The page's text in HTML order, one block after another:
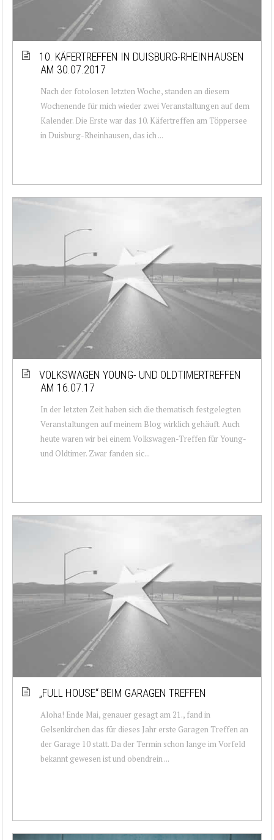
10. KÄFERTREFFEN IN DUISBURG-RHEINHAUSEN
AM 30.07.2017
Nach der fotolosen letzten Woche, standen an diesem
Wochenende für mich wieder zwei Veranstaltungen auf dem
Kalender. Die Erste war das 10. Käfertreffen am Töppersee
in Duisburg-Rheinhausen, das ich ...
VOLKSWAGEN YOUNG- UND OLDTIMERTREFFEN
AM 16.07.17
In der letzten Zeit haben sich die thematisch festgelegten
Veranstaltungen auf meinem Blog wirklich gehäuft. Auch
heute waren wir bei einem Volkswagen-Treffen für Young-
und Oldtimer. Zwar fanden sic...
„FULL HOUSE“ BEIM GARAGEN TREFFEN
Aloha! Ende Mai, genauer gesagt am 21., fand in
Gelsenkirchen das für dieses Jahr erste Garagen Treffen an
der Garage 10 statt. Da der Termin schon lange im Vorfeld
bekannt gewesen ist und obendrein ...